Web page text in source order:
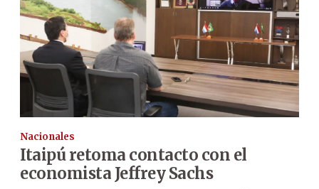
Nacionales
Itaipú retoma contacto con el
economista Jeffrey Sachs